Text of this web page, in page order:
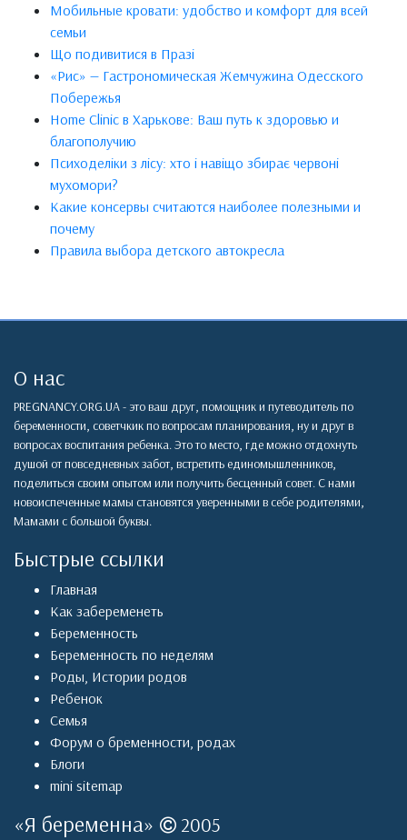
Мобильные кровати: удобство и комфорт для всей
семьи
Що подивитися в Празі
«Рис» — Гастрономическая Жемчужина Одесского
Побережья
Home Clinic в Харькове: Ваш путь к здоровью и
благополучию
Психоделіки з лісу: хто і навіщо збирає червоні
мухомори?
Какие консервы считаются наиболее полезными и
почему
Правила выбора детского автокресла
О нас
PREGNANCY.ORG.UA - это ваш друг, помощник и путеводитель по
беременности, советчкик по вопросам планирования, ну и друг в
вопросах воспитания ребенка. Это то место, где можно отдохнуть
душой от повседневных забот, встретить единомышленников,
поделиться своим опытом или получить бесценный совет. С нами
новоиспеченные мамы становятся уверенными в себе родителями,
Мамами с большой буквы.
Быстрые ссылки
Главная
Как забеременеть
Беременность
Беременность по неделям
Роды, Истории родов
Ребенок
Семья
Форум о бременности, родах
Блоги
mini sitemap
«Я беременна» 2005